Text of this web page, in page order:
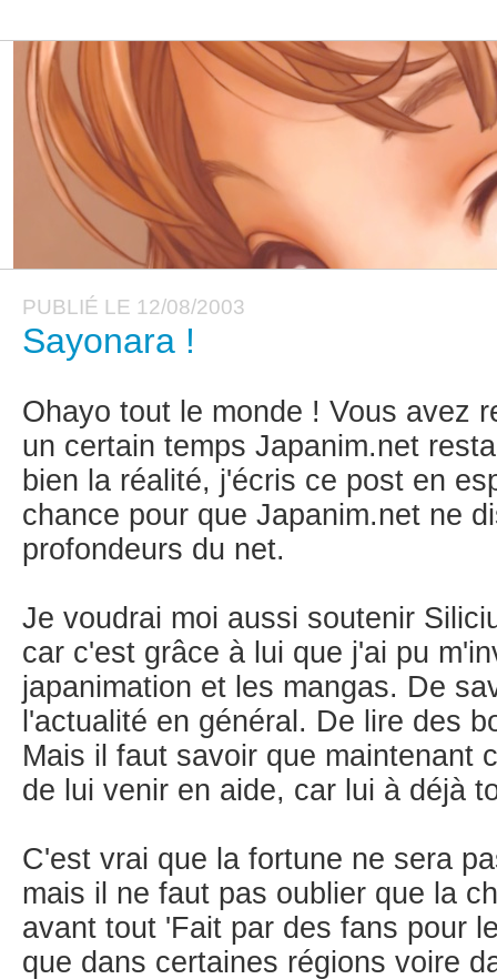
PUBLIÉ LE 12/08/2003
Sayonara !
Ohayo tout le monde ! Vous avez
un certain temps Japanim.net
bien la réalité, j'écris ce post en
chance pour que Japanim.net ne
profondeurs du net.
Je voudrai moi aussi soutenir
car c'est grâce à lui que j'ai pu
japanimation et les mangas. De
l'actualité en général. De lire des
Mais il faut savoir que maintenant
de lui venir en aide, car lui à déjà
C'est vrai que la fortune ne sera
mais il ne faut pas oublier que la
avant tout 'Fait par des fans pour
que dans certaines régions voire